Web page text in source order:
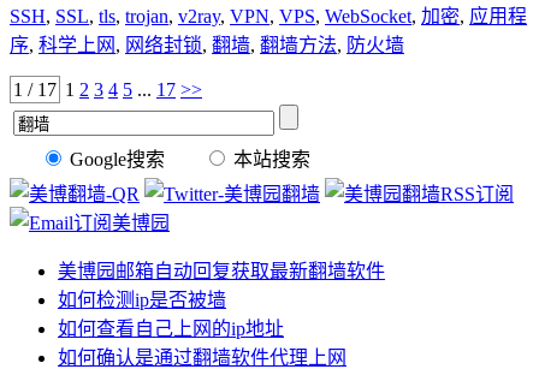
SSH, SSL, tls, trojan, v2ray, VPN, VPS, WebSocket, 加密, 应用程
序, 科学上网 , 网络封锁, 翻墙, 翻墙方法, 防火墙
1 / 17 1 2 3 4 5 ... 17 >>
Google搜索 本站搜索
美博园邮箱自动回复获取最新翻墙软件
如何检测ip是否被墙
如何查看自己上网的ip地址
如何确认是通过翻墙软件代理上网